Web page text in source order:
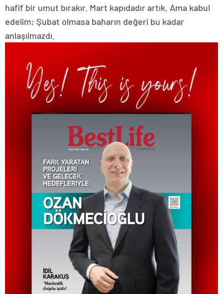
hafif bir umut bırakır. Mart kapıdadır artık. Ama kabul
edelim; Şubat olmasa baharın değeri bu kadar
anlaşılmazdı.